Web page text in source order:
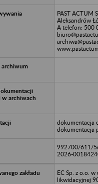
PAST ACTUM
Aleksandrów
A telefon: 500
dokumentacja
dokumentacja
992700/611/
2026-
EC Sp. z o.o. w
likwidacyjnej